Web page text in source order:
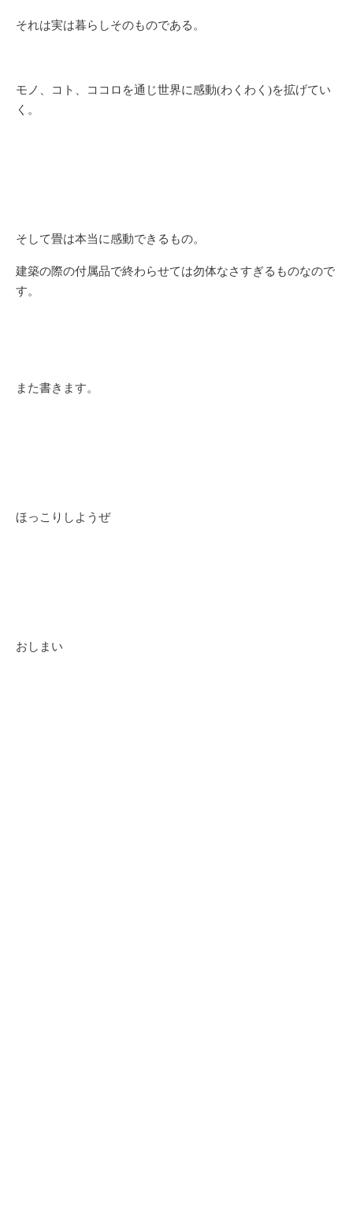
それは実は暮らしそのものである。
モノ、コト、ココロを通じ世界に感動(わくわく)を拡げてい
く。
そして畳は本当に感動できるもの。
建築の際の付属品で終わらせては勿体なさすぎるものなので
す。
また書きます。
ほっこりしようぜ
おしまい